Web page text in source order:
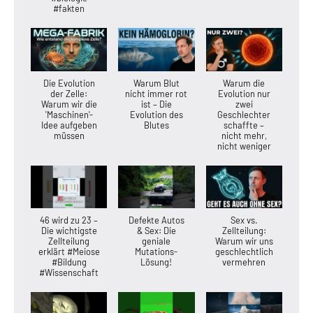
#fakten
Die Evolution
der Zelle:
Warum wir die
'Maschinen'-
Idee aufgeben
müssen
Warum Blut
nicht immer rot
ist – Die
Evolution des
Blutes
Warum die
Evolution nur
zwei
Geschlechter
schaffte –
nicht mehr,
nicht weniger
46 wird zu 23 –
Die wichtigste
Zellteilung
erklärt #Meiose
#Bildung
#Wissenschaft
Defekte Autos
& Sex: Die
geniale
Mutations-
Lösung!
Sex vs.
Zellteilung:
Warum wir uns
geschlechtlich
vermehren